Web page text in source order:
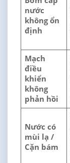
nước
không ổn
định
Mạch
điều
khiển
không
phản hồi
Nước có
mùi lạ /
Cặn bám